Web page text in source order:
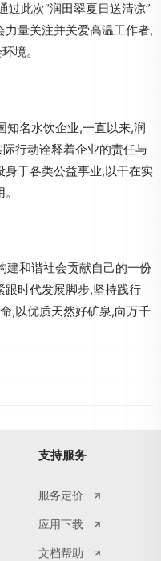
过此次“润田翠夏日送清凉”
量关注并关爱高温工作者,
境。
知名水饮企业,一直以来,润
行动诠释着企业的责任与
于各类公益事业,以干在实
建和谐社会贡献自己的一份
跟时代发展脚步,坚持践行
,以优质天然好矿泉,向万千
支持服务
服务定价
应用下载
文档帮助